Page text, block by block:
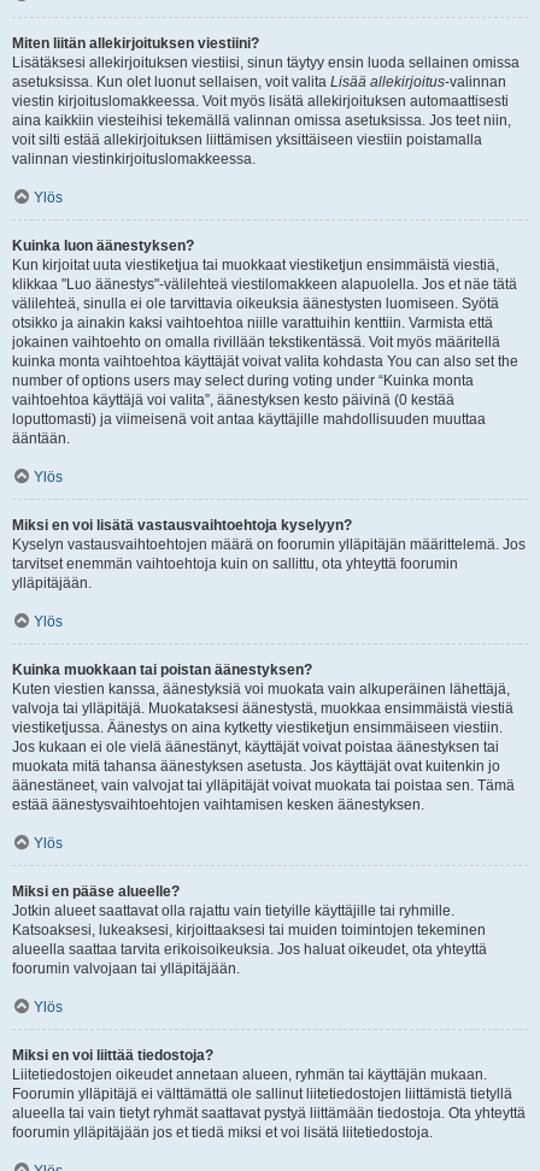
Miten liitän allekirjoituksen viestiini?
Lisätäksesi allekirjoituksen viestiisi, sinun täytyy ensin luoda sellainen omissa
asetuksissa. Kun olet luonut sellaisen, voit valita Lisää allekirjoitus-valinnan
viestin kirjoituslomakkeessa. Voit myös lisätä allekirjoituksen automaattisesti
aina kaikkiin viesteihisi tekemällä valinnan omissa asetuksissa. Jos teet niin,
voit silti estää allekirjoituksen liittämisen yksittäiseen viestiin poistamalla
valinnan viestinkirjoituslomakkeessa.
Ylös
Kuinka luon äänestyksen?
Kun kirjoitat uuta viestiketjua tai muokkaat viestiketjun ensimmäistä viestiä,
klikkaa "Luo äänestys"-välilehteä viestilomakkeen alapuolella. Jos et näe tätä
välilehteä, sinulla ei ole tarvittavia oikeuksia äänestysten luomiseen. Syötä
otsikko ja ainakin kaksi vaihtoehtoa niille varattuihin kenttiin. Varmista että
jokainen vaihtoehto on omalla rivillään tekstikentässä. Voit myös määritellä
kuinka monta vaihtoehtoa käyttäjät voivat valita kohdasta You can also set the
number of options users may select during voting under “Kuinka monta
vaihtoehtoa käyttäjä voi valita”, äänestyksen kesto päivinä (0 kestää
loputtomasti) ja viimeisenä voit antaa käyttäjille mahdollisuuden muuttaa
ääntään.
Ylös
Miksi en voi lisätä vastausvaihtoehtoja kyselyyn?
Kyselyn vastausvaihtoehtojen määrä on foorumin ylläpitäjän määrittelemä. Jos
tarvitset enemmän vaihtoehtoja kuin on sallittu, ota yhteyttä foorumin
ylläpitäjään.
Ylös
Kuinka muokkaan tai poistan äänestyksen?
Kuten viestien kanssa, äänestyksiä voi muokata vain alkuperäinen lähettäjä,
valvoja tai ylläpitäjä. Muokataksesi äänestystä, muokkaa ensimmäistä viestiä
viestiketjussa. Äänestys on aina kytketty viestiketjun ensimmäiseen viestiin.
Jos kukaan ei ole vielä äänestänyt, käyttäjät voivat poistaa äänestyksen tai
muokata mitä tahansa äänestyksen asetusta. Jos käyttäjät ovat kuitenkin jo
äänestäneet, vain valvojat tai ylläpitäjät voivat muokata tai poistaa sen. Tämä
estää äänestysvaihtoehtojen vaihtamisen kesken äänestyksen.
Ylös
Miksi en pääse alueelle?
Jotkin alueet saattavat olla rajattu vain tietyille käyttäjille tai ryhmille.
Katsoaksesi, lukeaksesi, kirjoittaaksesi tai muiden toimintojen tekeminen
alueella saattaa tarvita erikoisoikeuksia. Jos haluat oikeudet, ota yhteyttä
foorumin valvojaan tai ylläpitäjään.
Ylös
Miksi en voi liittää tiedostoja?
Liitetiedostojen oikeudet annetaan alueen, ryhmän tai käyttäjän mukaan.
Foorumin ylläpitäjä ei välttämättä ole sallinut liitetiedostojen liittämistä tietyllä
alueella tai vain tietyt ryhmät saattavat pystyä liittämään tiedostoja. Ota yhteyttä
foorumin ylläpitäjään jos et tiedä miksi et voi lisätä liitetiedostoja.